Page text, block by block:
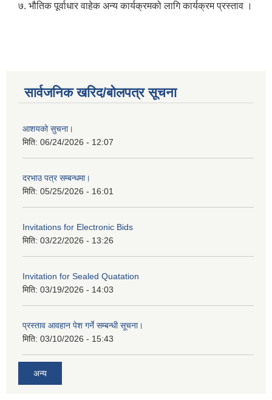
७. भौतिक पूर्वाधार वाहेक अन्य कार्यक्रमको लागि कार्यक्रम प्रस्ताव ।
सार्वजनिक खरिद/बोलपत्र सूचना
आशयको सुचना।
मिति: 06/24/2026 - 12:07
दरभाउ पत्र सम्बन्धमा।
मिति: 05/25/2026 - 16:01
Invitations for Electronic Bids
मिति: 03/22/2026 - 13:26
Invitation for Sealed Quatation
मिति: 03/19/2026 - 14:03
प्रस्ताव आवहान पेश गर्ने सम्बन्धी सूचना।
मिति: 03/10/2026 - 15:43
अन्य